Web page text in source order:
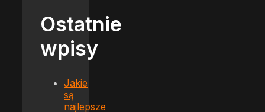
Ostatnie
wpisy
Jakie
są
najlepsze